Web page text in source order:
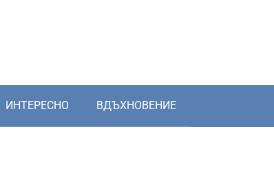
ИНТЕРЕСНО ВДЪХНОВЕНИЕ